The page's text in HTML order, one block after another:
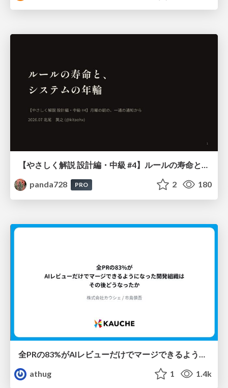
【やさしく解説 設計編・中級 #4】ルールの寿命と、システムの年輪
panda728
PRO 2 180
全PRの83%がAIレビューだけでマージできるようになった開発組織はその後どうなったか
athug
1 1.4k